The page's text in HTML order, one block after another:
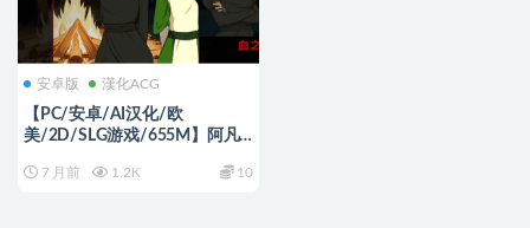
安卓版 漢化ACG
【PC/安卓/AI汉化/欧
美/2D/SLG游戏/655M】阿凡
Legacy) Ch.3 AI汉化版+PC+安卓
7 月前 1.2K 10